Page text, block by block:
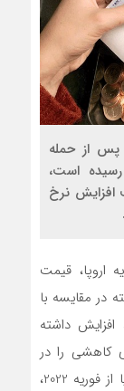
پس از حمله
است،
افزایش نرخ
اروپا، قیمت
گذشته در مقایسه با
گذشته تنها 6.1 درصد افزایش داشته
روندی کاهشی را در
پیش گرفته است. این کمترین نرخ تورم اروپا از فوریه 2022،